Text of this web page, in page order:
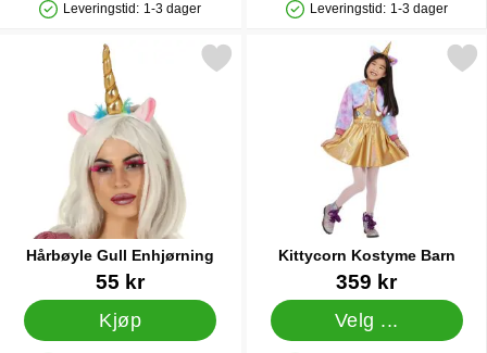
Produkttilgjengelighet: På lager
Leveringstid: 1-3 dager
Produkttilgjengelighet: På lager
Leveringstid: 1-3 dager
Hårbøyle Gull Enhjørning
Varenummer 85658
55 kr
Kjøp
Merk hårbøyle Gull Enhjørning som favoritt
Kittycorn Kostyme Barn
Varenummer 88235
359 kr
Velg ...
Merk kittycorn